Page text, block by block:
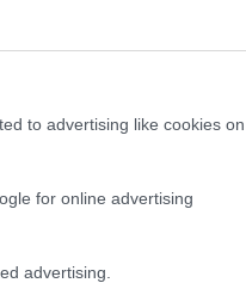
to advertising like cookies on
for online advertising
advertising.
a Spotify nem adott